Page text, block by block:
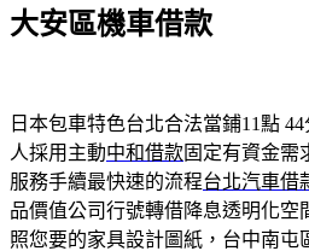
大安區機車借款
日本包車特色台北合法當鋪11點 44
人採用主動中和借款固定有資金需
服務手續最快速的流程台北汽車借
品價值公司行號轉借降息透明化空
照您要的家具設計圖紙，台中南屯